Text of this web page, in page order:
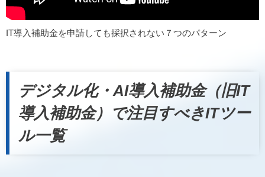
IT導入補助金を申請しても採択されない７つのパターン
デジタル化・AI導入補助金（旧IT
導入補助金）で注目すべきITツー
ル一覧